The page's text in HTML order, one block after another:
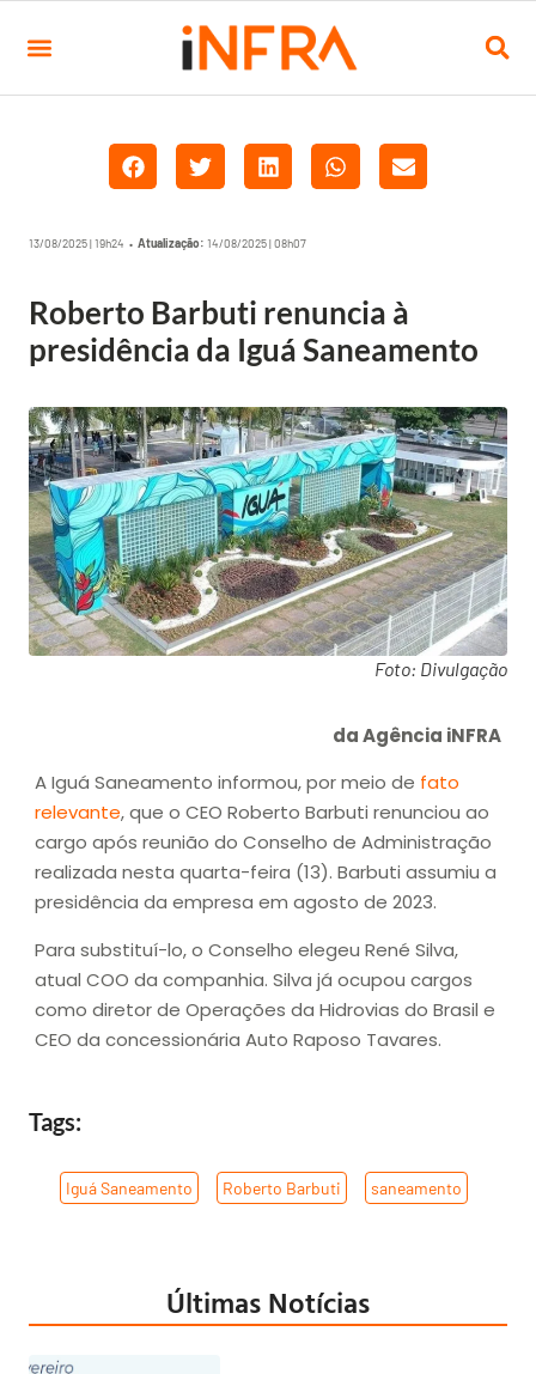
13/08/2025 | 19h24 • Atualização: 14/08/2025 | 08h07
Roberto Barbuti renuncia à
presidência da Iguá Saneamento
Foto: Divulgação
da Agência iNFRA
A Iguá Saneamento informou, por meio de fato
relevante, que o CEO Roberto Barbuti renunciou ao
cargo após reunião do Conselho de Administração
realizada nesta quarta-feira (13). Barbuti assumiu a
presidência da empresa em agosto de 2023.
Para substituí-lo, o Conselho elegeu René Silva,
atual COO da companhia. Silva já ocupou cargos
como diretor de Operações da Hidrovias do Brasil e
CEO da concessionária Auto Raposo Tavares.
Tags:
Iguá Saneamento Roberto Barbuti saneamento
Últimas Notícias